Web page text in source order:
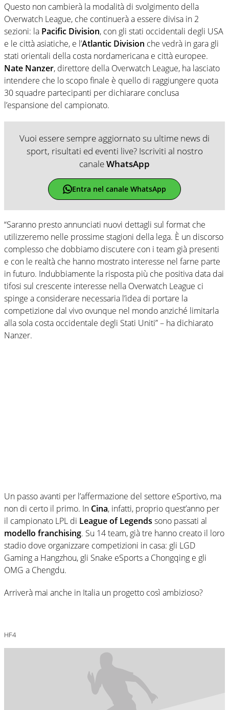
Questo non cambierà la modalità di svolgimento della
Overwatch League, che continuerà a essere divisa in 2
sezioni: la Pacific Division, con gli stati occidentali degli USA
e le città asiatiche, e l’Atlantic Division che vedrà in gara gli
stati orientali della costa nordamericana e città europee.
Nate Nanzer, direttore della Overwatch League, ha lasciato
intendere che lo scopo finale è quello di raggiungere quota
30 squadre partecipanti per dichiarare conclusa
l’espansione del campionato.
Vuoi essere sempre aggiornato su ultime news di
sport, risultati ed eventi live? Iscriviti al nostro
canaleWhatsApp
Entra nel canale WhatsApp
“Saranno presto annunciati nuovi dettagli sul format che
utilizzeremo nelle prossime stagioni della lega. È un discorso
complesso che dobbiamo discutere con i team già presenti
e con le realtà che hanno mostrato interesse nel farne parte
in futuro. Indubbiamente la risposta più che positiva data dai
tifosi sul crescente interesse nella Overwatch League ci
spinge a considerare necessaria l’idea di portare la
competizione dal vivo ovunque nel mondo anziché limitarla
alla sola costa occidentale degli Stati Uniti” – ha dichiarato
Nanzer.
Un passo avanti per l’affermazione del settore eSportivo, ma
non di certo il primo. In Cina, infatti, proprio quest’anno per
il campionato LPL di League of Legends sono passati al
modello franchising. Su 14 team, già tre hanno creato il loro
stadio dove organizzare competizioni in casa: gli LGD
Gaming a Hangzhou, gli Snake eSports a Chongqing e gli
OMG a Chengdu.
Arriverà mai anche in Italia un progetto così ambizioso?
HF4